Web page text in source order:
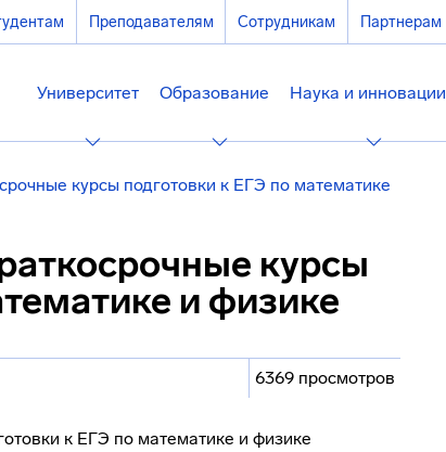
Преподавателям Сотрудникам Партнерам
Университет Образование Наука и инновации
курсы подготовки к ЕГЭ по математике
курсы
и физике
6369 просмотров